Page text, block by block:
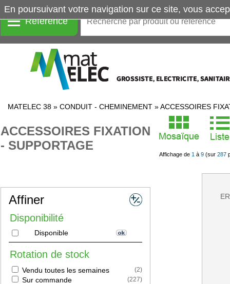
Référence
MATELEC 38 » CONDUIT - CHEMINEMENT »ACCESSOIRES
ACCESSOIRES FIXATION
- SUPPORTAGE
Affiner
Disponibilité
Disponible
Rotation de stock
Vendu toutes les semaines (2)
Sur commande (227)
Affichage de 1 à 9 (sur 287
En poursuivant votre navigation sur ce site, vous